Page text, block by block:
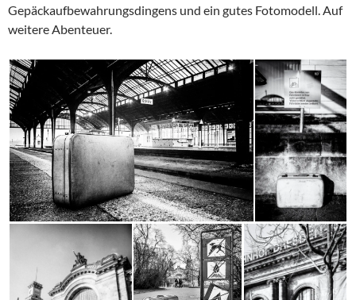
Gepäckaufbewahrungsdingens und ein gutes Fotomodell. Auf
weitere Abenteuer.